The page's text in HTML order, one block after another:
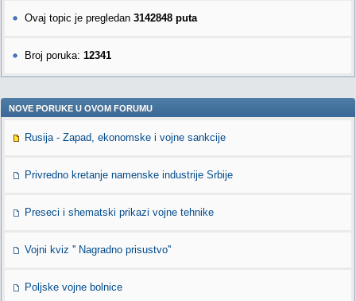
Ovaj topic je pregledan 3142848 puta
Broj poruka: 12341
NOVE PORUKE U OVOM FORUMU
Rusija - Zapad, ekonomske i vojne sankcije
Privredno kretanje namenske industrije Srbije
Preseci i shematski prikazi vojne tehnike
Vojni kviz '' Nagradno prisustvo''
Poljske vojne bolnice